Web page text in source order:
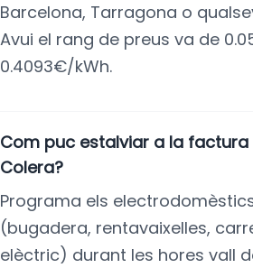
Barcelona, Tarragona o
Avui el rang de preus va de
0.4093€/kWh.
Com puc estalviar a la factura
Colera?
Programa els
(bugadera, rentavaixelles,
elèctric) durant les hores vall